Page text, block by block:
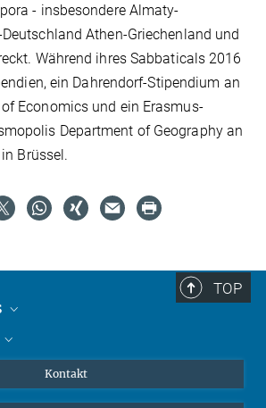
- insbesondere Almaty-
Athen-Griechenland und
Während ihres Sabbaticals 2016
ein Dahrendorf-Stipendium an
Economics und ein Erasmus-
Department of Geography an
Brüssel.
TOP
Kontakt